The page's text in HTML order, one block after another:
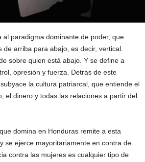
al paradigma dominante de poder, que
de arriba para abajo, es decir, vertical.
sobre quien está abajo. Y se define a
opresión y fuerza. Detrás de este
la cultura patriarcal, que entiende el
el dinero y todas las relaciones a partir del
domina en Honduras remite a esta
se ejerce mayoritariamente en contra de
contra las mujeres es cualquier tipo de